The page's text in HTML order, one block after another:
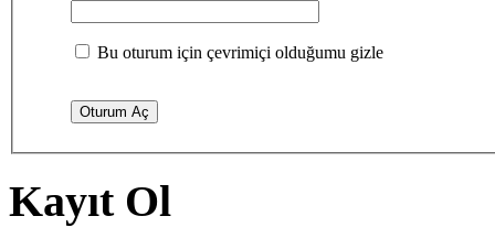
Bu oturum için çevrimiçi olduğumu gizle
Kayıt Ol